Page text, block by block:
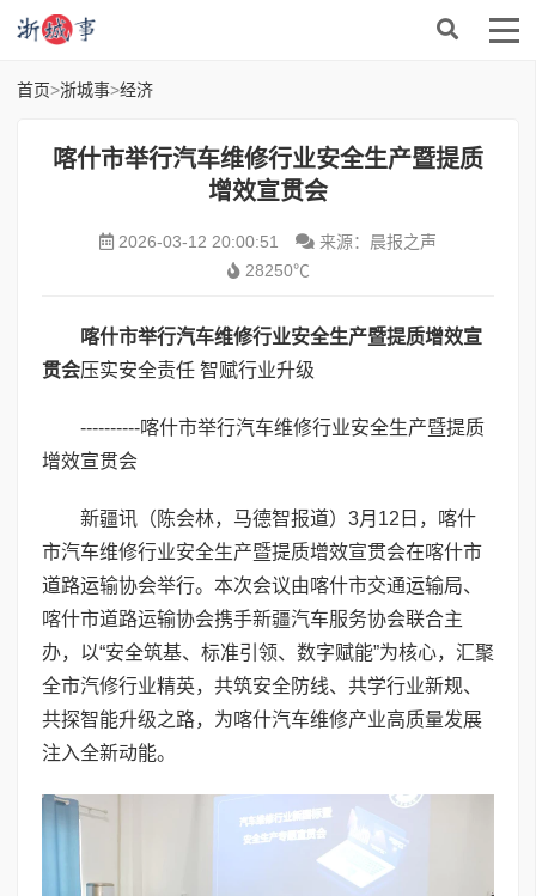
首页>浙城事>经济
喀什市举行汽车维修行业安全生产暨提质
增效宣贯会
2026-03-12 20:00:51
来源：晨报之声
28250℃
喀什市举行汽车维修行业安全生产暨提质增效宣
贯会压实安全责任 智赋行业升级
----------喀什市举行汽车维修行业安全生产暨提质
增效宣贯会
新疆讯（陈会林，马德智报道）3月12日，喀什
市汽车维修行业安全生产暨提质增效宣贯会在喀什市
道路运输协会举行。本次会议由喀什市交通运输局、
喀什市道路运输协会携手新疆汽车服务协会联合主
办，以“安全筑基、标准引领、数字赋能”为核心，汇聚
全市汽修行业精英，共筑安全防线、共学行业新规、
共探智能升级之路，为喀什汽车维修产业高质量发展
注入全新动能。